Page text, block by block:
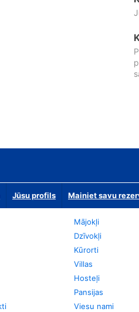
Jūsu profils Mainiet savu
Mājokļi
Dzīvokļi
Kūrorti
Villas
Hosteļi
Pansijas
Viesu nami